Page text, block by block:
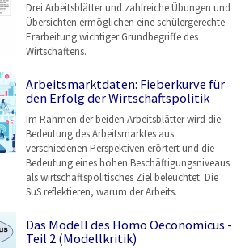
Drei Arbeitsblätter und zahlreiche Übungen und
Übersichten ermöglichen eine schülergerechte
Erarbeitung wichtiger Grundbegriffe des
Wirtschaftens.
Arbeitsmarktdaten: Fieberkurve für
den Erfolg der Wirtschaftspolitik
Im Rahmen der beiden Arbeitsblätter wird die
Bedeutung des Arbeitsmarktes aus
verschiedenen Perspektiven erörtert und die
Bedeutung eines hohen Beschäftigungsniveaus
als wirtschaftspolitisches Ziel beleuchtet. Die
SuS reflektieren, warum der Arbeits…
Das Modell des Homo Oeconomicus -
Teil 2 (Modellkritik)